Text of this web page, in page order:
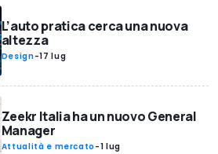
L’auto pratica cerca una nuova
altezza
Design-17 lug
Zeekr Italia ha un nuovo General
Manager
Attualità e mercato -1 lug